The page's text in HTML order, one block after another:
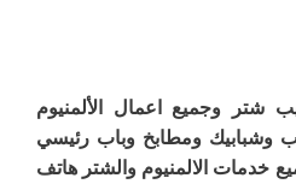
شتر وجميع اعمال الألمنيوم
وشبابيك ومطابخ وباب رئيسي
خدمات الالمنيوم والشتر هاتف